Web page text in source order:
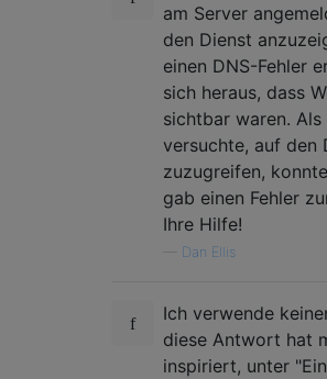
am Server
den Dienst
einen DNS-Fehler
sich heraus, dass
sichtbar waren. Als
versuchte, auf den
zuzugreifen,
gab einen Fehler
Ihre Hilfe!
Dan Ellis
Ich verwende
diese Antwort hat
inspiriert, unter